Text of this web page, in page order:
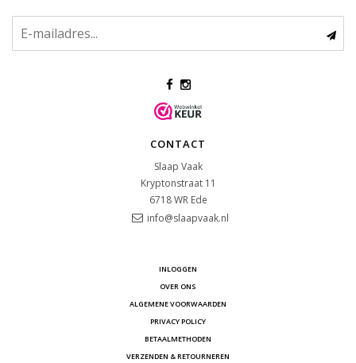
CONTACT
Slaap Vaak
Kryptonstraat 11
6718 WR Ede
info@slaapvaak.nl
INLOGGEN
OVER ONS
ALGEMENE VOORWAARDEN
PRIVACY POLICY
BETAALMETHODEN
VERZENDEN & RETOURNEREN